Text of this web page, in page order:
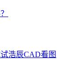
浩辰CAD看图